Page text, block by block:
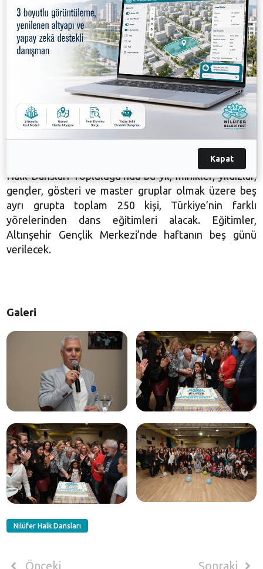
Bunda, eğitmenlerimizin payı çok büyük. Dans etmek,
sizleri gençleştirir, dinçleştirir ve geleceğe daha güzel
bakmanızı sağlar. Yeni sezonun iyi geçmesini
diliyorum.”
Konuşmasının ardından Başkan Mustafa Bozbey ile
eşi Seden Bozbey, katılımcılarla birlikte günün anısına
pasta kesti. Eğlenceli anların yaşandığı etkinlikte
Başkan Mustafa Bozbey, eşi Seden Bozbey ve
katılımcılar, hep birlikte damat halayı çekti. Nilüfer
Halk Dansları Topluluğu’nda bu yıl, minikler, yıldızlar,
gençler, gösteri ve master gruplar olmak üzere beş
ayrı grupta toplam 250 kişi, Türkiye’nin farklı
yörelerinden dans eğitimleri alacak. Eğitimler,
Altınşehir Gençlik Merkezi’nde haftanın beş günü
verilecek.
Galeri
Nilüfer Halk Dansları
Önceki Sonraki
Kapat